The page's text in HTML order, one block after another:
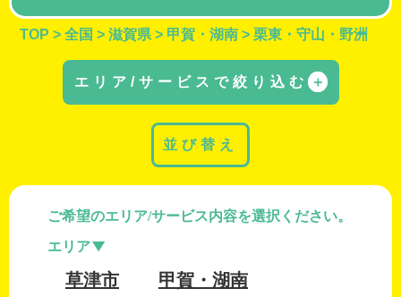
TOP > 全国 > 滋賀県 > 甲賀・湖南 > 栗東・守山・野洲
エリア/サービスで絞り込む ＋
ご希望のエリア/サービス内容を選択ください。
エリア
草津市 甲賀・湖南
並び替え